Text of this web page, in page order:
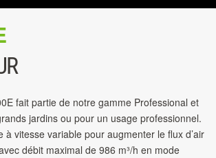
fait partie de notre gamme Professional et
jardins ou pour un usage professionnel.
à vitesse variable pour augmenter le flux d’air
débit maximal de 986 m³/h en mode